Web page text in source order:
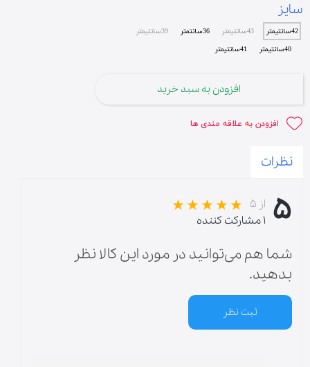
سایز
42سانتیمتر 43سانتیمتر 36سانتمتر
39سانتیمتر
40سانتیمتر
41سانتیمتر
افزودن به سبد خرید
افزودن به علاقه مندی ها
نظرات
۵ از ۵
۱ مشارکت کننده
شما هم می‌توانید در مورد این کالا نظر
بدهید.
ثبت نظر